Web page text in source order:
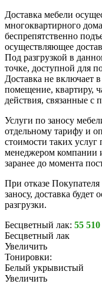
Доставка мебели
многоквартирного
беспрепятственно
осуществляющее
Под разгрузкой в
точке, доступной для
Доставка не включает
помещение, квартиру,
действия, связанные с
Услуги по заносу
отдельному тарифу и
стоимости таких
менеджером компании
заранее до момента
При отказе Покупателя
заносу, доставка будет
разгрузки.
Бесцветный лак: 55 510
Бесцветный лак
Увеличить
Тонировки:
Белый укрывистый
Увеличить